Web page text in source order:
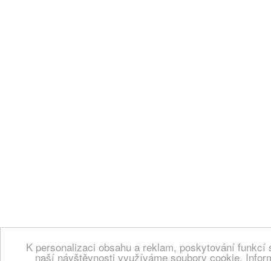
K personalizaci obsahu a reklam, poskytování
naší návštěvnosti využíváme soubory cookie.